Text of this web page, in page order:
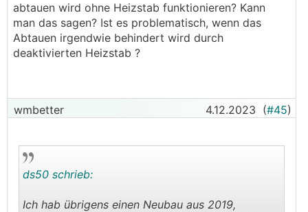
Legionellenprogramm schon deaktiviert?
abtauen wird ohne Heizstab funktionieren? Kann
man das sagen? Ist es problematisch, wenn das
Abtauen irgendwie behindert wird durch
deaktivierten Heizstab ?
wmbetter 4.12.2023 (#45)
ds50 schrieb:
Ich hab übrigens einen Neubau aus 2019,